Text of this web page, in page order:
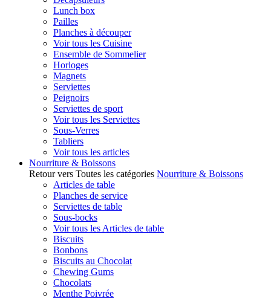
Lunch box
Pailles
Planches à découper
Voir tous les Cuisine
Ensemble de Sommelier
Horloges
Magnets
Serviettes
Peignoirs
Serviettes de sport
Voir tous les Serviettes
Sous-Verres
Tabliers
Voir tous les articles
Nourriture & Boissons
Retour vers Toutes les catégories Nourriture & Boissons
Articles de table
Planches de service
Serviettes de table
Sous-bocks
Voir tous les Articles de table
Biscuits
Bonbons
Biscuits au Chocolat
Chewing Gums
Chocolats
Menthe Poivrée